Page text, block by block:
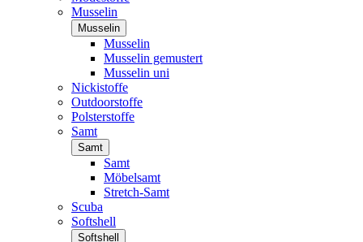
Musselin
Musselin
Musselin
Musselin gemustert
Musselin uni
Nickistoffe
Outdoorstoffe
Polsterstoffe
Samt
Samt
Samt
Möbelsamt
Stretch-Samt
Scuba
Softshell
Softshell